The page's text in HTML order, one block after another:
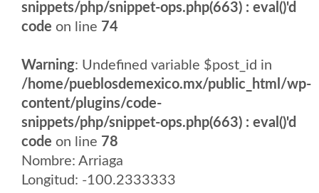
snippets/php/snippet-ops.php(663) : eval()'d
code on line 74
Warning: Undefined variable $post_id in
/home/pueblosdemexico.mx/public_html/wp-
content/plugins/code-
snippets/php/snippet-ops.php(663) : eval()'d
code on line 78
Nombre: Arriaga
Longitud: -100.2333333